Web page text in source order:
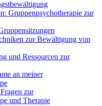
Gruppenpsychotherapie zur
zur Bewältigung von
und Ressourcen zur
an meiner
zur
und Therapie